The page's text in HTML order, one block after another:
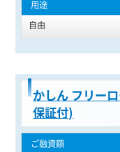
自由
かしん フリー
保証付)